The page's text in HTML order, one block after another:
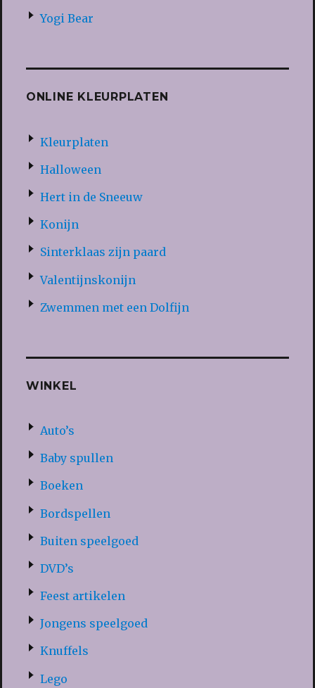
Yogi Bear
ONLINE KLEURPLATEN
Kleurplaten
Halloween
Hert in de Sneeuw
Konijn
Sinterklaas zijn paard
Valentijnskonijn
Zwemmen met een Dolfijn
WINKEL
Auto’s
Baby spullen
Boeken
Bordspellen
Buiten speelgoed
DVD’s
Feest artikelen
Jongens speelgoed
Knuffels
Lego